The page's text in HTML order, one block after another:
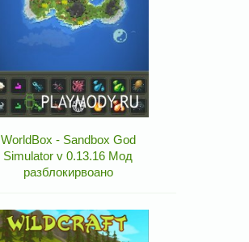
WorldBox - Sandbox God
Simulator v 0.13.16 Мод
разблокирвоано